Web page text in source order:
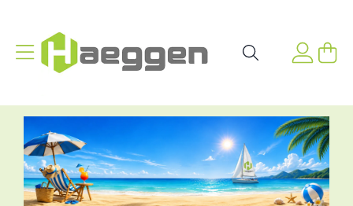
Affichage navigation Mon